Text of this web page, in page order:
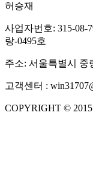
허승재
사업자번호: 315-08-
랑-0495호
주소: 서울특별시 중
고객센터 :
COPYRIGHT © 2015